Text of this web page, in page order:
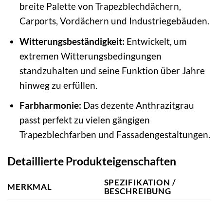
breite Palette von Trapezblechdächern,
Carports, Vordächern und Industriegebäuden.
Witterungsbeständigkeit: Entwickelt, um
extremen Witterungsbedingungen
standzuhalten und seine Funktion über Jahre
hinweg zu erfüllen.
Farbharmonie: Das dezente Anthrazitgrau
passt perfekt zu vielen gängigen
Trapezblechfarben und Fassadengestaltungen.
Detaillierte Produkteigenschaften
MERKMAL
SPEZIFIKATION /
BESCHREIBUNG